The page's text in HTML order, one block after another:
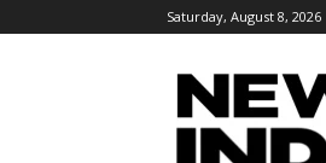
Saturday, August 8, 2026